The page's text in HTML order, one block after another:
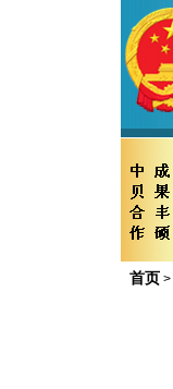
首页 >